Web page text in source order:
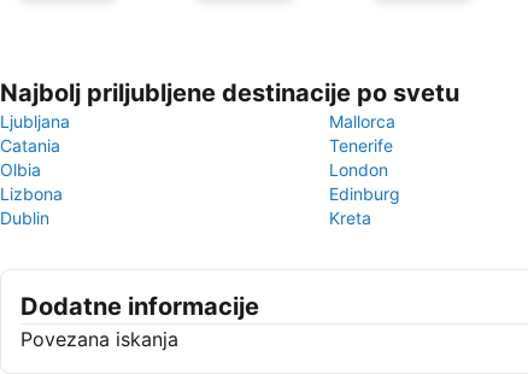
Najbolj priljubljene destinacije po svetu
Ljubljana
Mallorca
Catania
Tenerife
Olbia
London
Lizbona
Edinburg
Dublin
Kreta
Dodatne informacije
Povezana iskanja